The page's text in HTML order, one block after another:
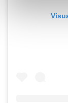
raccolto dal